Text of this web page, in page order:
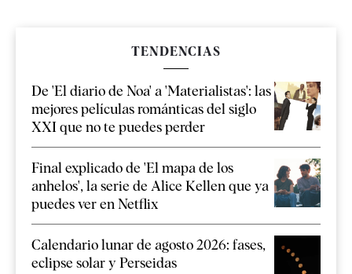
TENDENCIAS
De 'El diario de Noa' a 'Materialistas': las
mejores películas románticas del siglo
XXI que no te puedes perder
Final explicado de 'El mapa de los
anhelos', la serie de Alice Kellen que ya
puedes ver en Netflix
Calendario lunar de agosto 2026: fases,
eclipse solar y Perseidas